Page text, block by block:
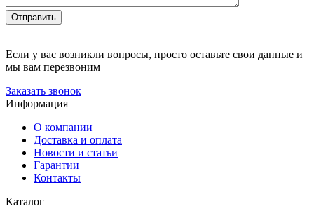
Отправить
Если у вас возникли вопросы, просто оставьте свои данные и
мы вам перезвоним
Заказать звонок
Информация
О компании
Доставка и оплата
Новости и статьи
Гарантии
Контакты
Каталог